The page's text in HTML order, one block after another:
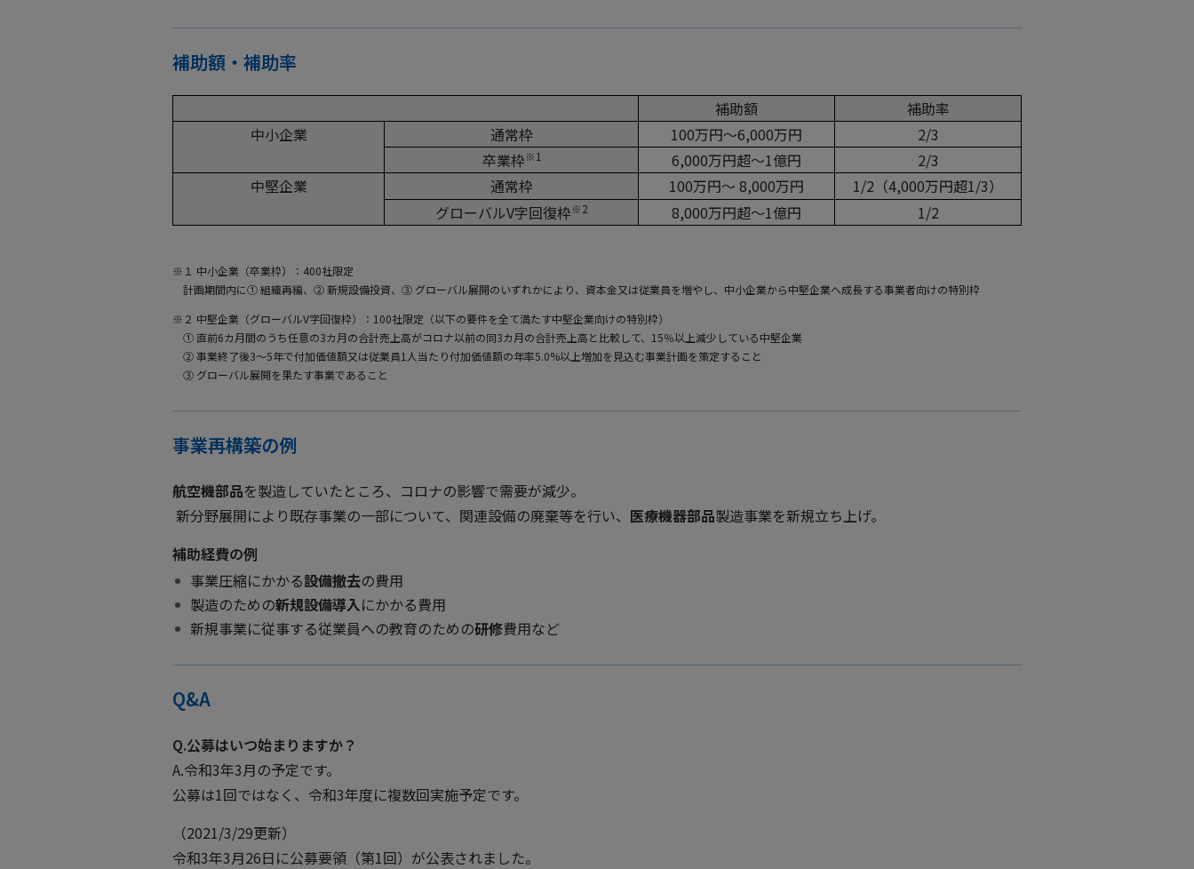
補助額・補助率
補助額
補助率
中小企業
通常枠 100万円～6,000万円
2/3
卒業枠※1 6,000万円超～1億円
2/3
中堅企業
通常枠 100万円～ 8,000万円
1/2（4,000万円超1/3）
グローバルV字回復枠※2 8,000万円超～1億円 1/2
※１ 中小企業（卒業枠）：400社限定
計画期間内に① 組織再編、② 新規設備投資、③ グローバル展開のいずれかにより、資本金又は従業員を増やし、中小企業から中堅企業へ成長する事業者向けの特別枠
※２ 中堅企業（グローバルV字回復枠）：100社限定（以下の要件を全て満たす中堅企業向けの特別枠）
① 直前6カ月間のうち任意の3カ月の合計売上高がコロナ以前の同3カ月の合計売上高と比較して、15％以上減少している中堅企業
② 事業終了後3～5年で付加価値額又は従業員1人当たり付加価値額の年率5.0%以上増加を見込む事業計画を策定すること
③ グローバル展開を果たす事業であること
事業再構築の例
航空機部品を製造していたところ、コロナの影響で需要が減少。
新分野展開により既存事業の一部について、関連設備の廃棄等を行い、 医療機器部品製造事業を新規立ち上げ。
補助経費の例
事業圧縮にかかる設備撤去の費用
製造のための新規設備導入にかかる費用
新規事業に従事する従業員への教育のための研修費用など
Q&A
Q.公募はいつ始まりますか？
A.令和3年3月の予定です。
公募は1回ではなく、令和3年度に複数回実施予定です。
（2021/3/29更新）
令和3年3月26日に公募要領（第1回）が公表されました。